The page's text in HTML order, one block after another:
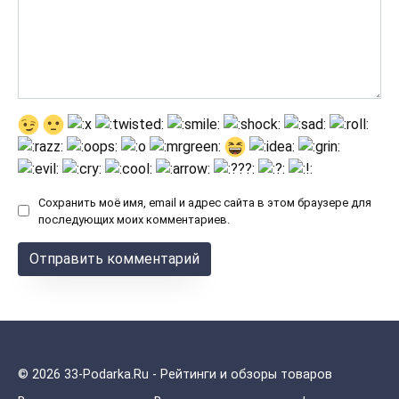
Сохранить моё имя, email и адрес сайта в этом браузере для
последующих моих комментариев.
© 2026 33-Podarka.Ru - Рейтинги и обзоры товаров